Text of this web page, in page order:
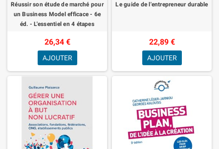
Réussir son étude de marché pour
un Business Model efficace - 6e
éd. - L'essentiel en 4 étapes
26,34 €
AJOUTER
Le guide de l'entrepreneur durable
22,89 €
AJOUTER